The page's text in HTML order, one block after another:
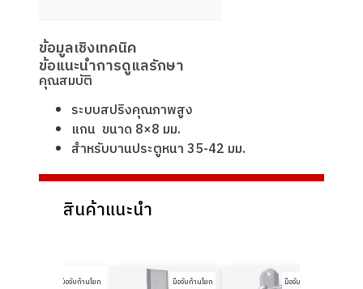
ข้อมูลเชิงเทคนิค
ข้อแนะนำการดูแลรักษา
คุณสมบัติ
ระบบสปริงคุณภาพสูง
แกน ขนาด 8×8 มม.
สําหรับบานประตูหนา 35-42 มม.
สินค้าแนะนำ
มือจับก้านโยก มือจับก้านโยก มือจับก้านโยก